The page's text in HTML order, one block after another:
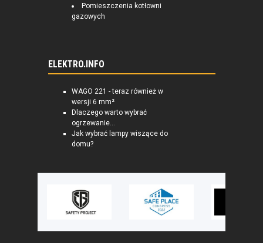
Pomieszczenia kotłowni
gazowych
ELEKTRO.INFO
WAGO 221 - teraz również w
wersji 6 mm²
Dlaczego warto wybrać
ogrzewanie...
Jak wybrać lampy wiszące do
domu?